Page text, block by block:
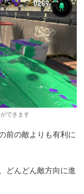
できます
前の敵よりも有利に
どんどん敵方向に進